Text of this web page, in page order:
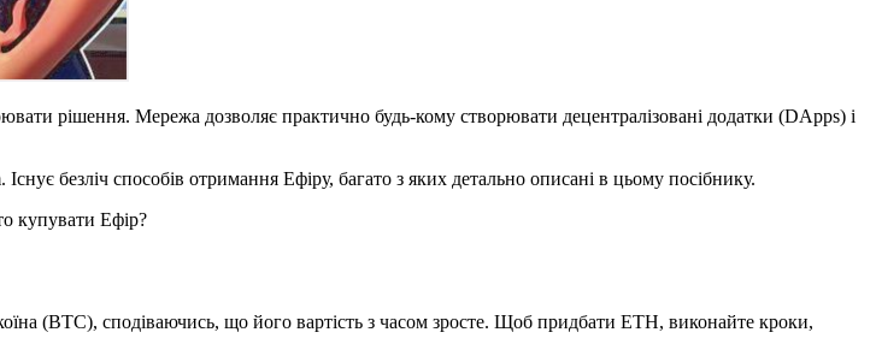
рішення. Мережа дозволяє практично будь-кому створювати децентралізовані додатки (DApps) і
безліч способів отримання Ефіру, багато з яких детально описані в цьому посібнику.
купувати Ефір?
(BTC), сподіваючись, що його вартість з часом зросте. Щоб придбати ETH, виконайте кроки,